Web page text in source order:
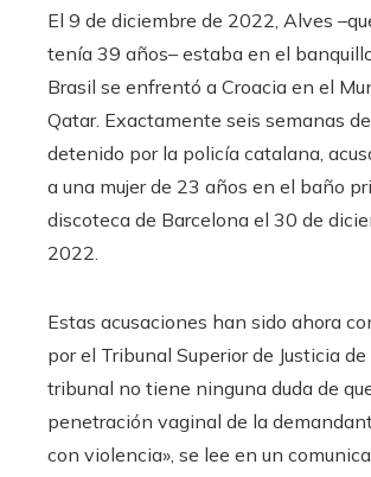
El 9 de diciembre de 2022, Alves
tenía 39 años– estaba en el
Brasil se enfrentó a Croacia en el
Qatar. Exactamente seis semanas
detenido por la policía catalana,
a una mujer de 23 años en el baño
discoteca de Barcelona el 30 de
2022.
Estas acusaciones han sido ahora
por el Tribunal Superior de Justicia de
tribunal no tiene ninguna duda de
penetración vaginal de la
con violencia», se lee en un